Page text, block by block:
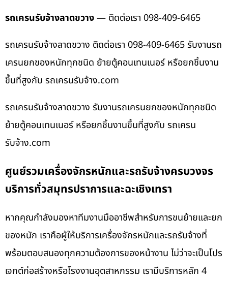
รถเครนรับจ้างลาดขวาง— ติดต่อเรา 098-409-6465
รถเครนรับจ้างลาดขวาง ติดต่อเรา 098-409-6465 รับงานรถ
เครนยกของหนักทุกชนิด ย้ายตู้คอนเทนเนอร์ หรือยกชิ้นงาน
ขึ้นที่สูงกับ รถเครนรับจ้าง.com
รถเครนรับจ้างลาดขวาง รับงานรถเครนยกของหนักทุกชนิด
ย้ายตู้คอนเทนเนอร์ หรือยกชิ้นงานขึ้นที่สูงกับ รถเครน
รับจ้าง.com
ศูนย์รวมเครื่องจักรหนักและรถรับจ้างครบวงจร
บริการทั่วสมุทรปราการและฉะเชิงเทรา
หากคุณกำลังมองหาทีมงานมืออาชีพสำหรับการขนย้ายและยก
ของหนัก เราคือผู้ให้บริการเครื่องจักรหนักและรถรับจ้างที่
พร้อมตอบสนองทุกความต้องการของหน้างาน ไม่ว่าจะเป็นโปร
เจกต์ก่อสร้างหรือโรงงานอุตสาหกรรม เรามีบริการหลัก 4